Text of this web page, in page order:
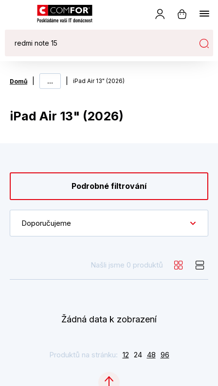
Domů ... iPad Air 13" (2026)
iPad Air 13" (2026)
Podrobné filtrování
Doporučujeme
Našli jsme 0 produktů
Žádná data k zobrazení
Produktů na stránku: 12 24 48 96